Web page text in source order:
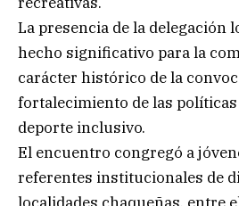
La presencia de la delegación
hecho significativo para la
carácter histórico de la
fortalecimiento de las
deporte inclusivo.
El encuentro congregó a
referentes institucionales de
localidades chaqueñas, entre